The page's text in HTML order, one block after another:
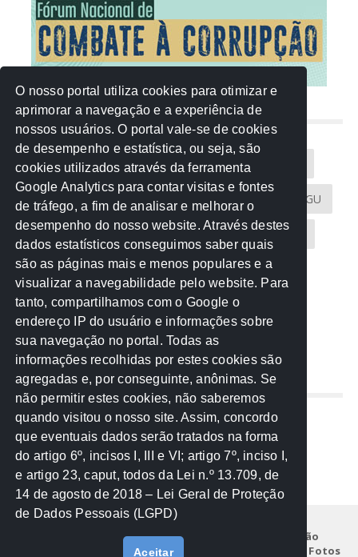
NUVEM DE TAGS
Acontece na Rede AGU AMM
Atricon Audicom CAU-MT CGU
CREA-MT Eventos MPC-MT MPE-MT
MPF Notícias PF PGE-MT PGR
Receita Federal Sem categoria
TCE-MT TCU TRE
REDE NOS ESTADOS
Mato Grosso do Sul
Paraná
Nacional
Institucional
Legislação
Notícias Galeria de Fotos
O nosso portal utiliza cookies para otimizar e
aprimorar a navegação e a experiência de
nossos usuários. O portal vale-se de cookies
de desempenho e estatística, ou seja, são
cookies utilizados através da ferramenta
Google Analytics para contar visitas e fontes
de tráfego, a fim de analisar e melhorar o
desempenho do nosso website. Através destes
dados estatísticos conseguimos saber quais
são as páginas mais e menos populares e a
visualizar a navegabilidade pelo website. Para
tanto, compartilhamos com o Google o
endereço IP do usuário e informações sobre
sua navegação no portal. Todas as
informações recolhidas por estes cookies são
agregadas e, por conseguinte, anônimas. Se
não permitir estes cookies, não saberemos
quando visitou o nosso site. Assim, concordo
que eventuais dados serão tratados na forma
do artigo 6º, incisos I, III e VI; artigo 7º, inciso I,
e artigo 23, caput, todos da Lei n.º 13.709, de
14 de agosto de 2018 – Lei Geral de Proteção
de Dados Pessoais (LGPD)
Aceitar